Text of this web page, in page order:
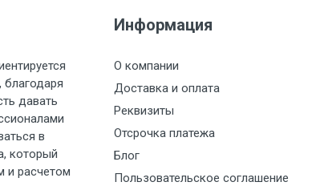
7500 с НДС
9000 с НДС
10000 с НДС
благодаря
давать
в
который
и расчетом
Информация
О компании
Доставка и оплата
Реквизиты
Отсрочка платежа
Блог
Пользовательское соглашение